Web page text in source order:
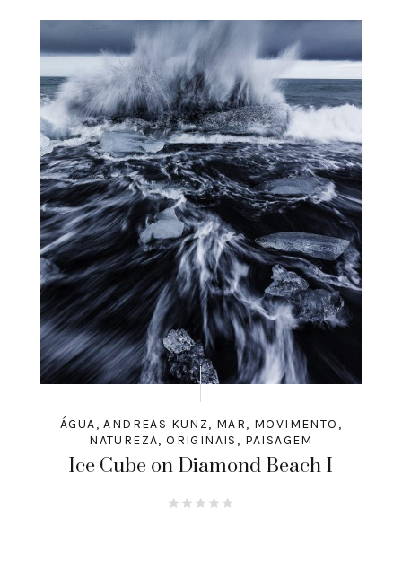
ÁGUA,ANDREAS KUNZ, MAR, MOVIMENTO ,
NATUREZA,ORIGINAIS , PAISAGEM
Ice Cube on Diamond Beach I